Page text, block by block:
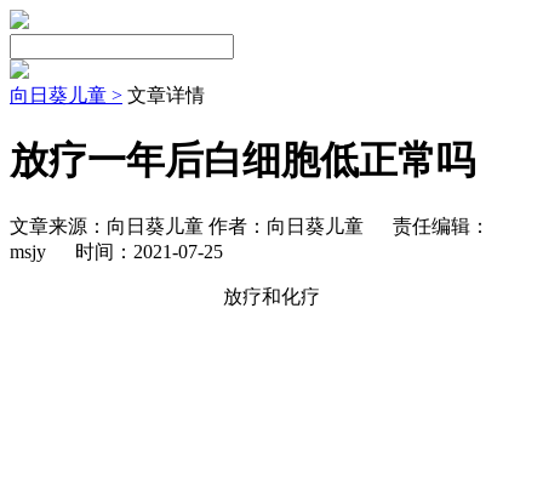
向日葵儿童 > 文章详情
放疗一年后白细胞低正常吗
文章来源：向日葵儿童 作者：向日葵儿童
责任编辑：
msjy
时间：2021-07-25
放疗和化疗